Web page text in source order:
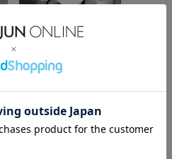
シルクボリュームスリー
ブブラウス ¥19,800
taxin #GGH35161 ⁡ [美人
スカート]トリアセツイル
で収納力